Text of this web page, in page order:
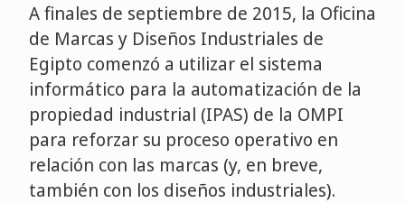
A finales de septiembre de 2015, la Oficina
de Marcas y Diseños Industriales de
Egipto comenzó a utilizar el sistema
informático para la automatización de la
propiedad industrial (IPAS) de la OMPI
para reforzar su proceso operativo en
relación con las marcas (y, en breve,
también con los diseños industriales).